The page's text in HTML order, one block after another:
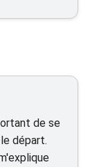
de se
départ.